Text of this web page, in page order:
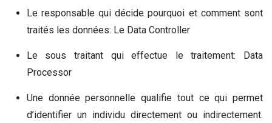
Le responsable qui décide pourquoi et comment sont
traités les données: Le Data Controller
Le sous traitant qui effectue le traitement: Data
Processor
Une donnée personnelle qualifie tout ce qui permet
d’identifier un individu directement ou indirectement.